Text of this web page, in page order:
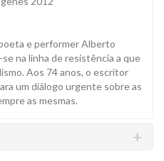
e performer Alberto
na linha de resistência a que
Aos 74 anos, o escritor
um diálogo urgente sobre as
as mesmas.